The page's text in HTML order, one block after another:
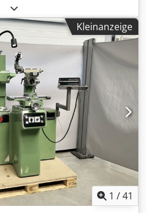
Schleifspindel –
steht eine gebrauchte DECKEL
mit vertikaler Schleifspindel
Maschine ist gebraucht,
Positionsanzeige (DRO)
Innenschleifspindel
Ak Ujkr Original
Präzisionsausführung Ideal
Präzisionsschleifen
Besichtigung und
möglich. Verladung vor Ort
wir gerne auf Anfrage.
Kleinanzeige
1 /41